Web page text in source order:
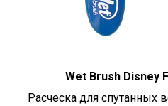
Wet Brush Disney
Расческа для спутанных